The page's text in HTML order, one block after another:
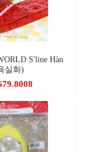
S'line Hàn
실화)